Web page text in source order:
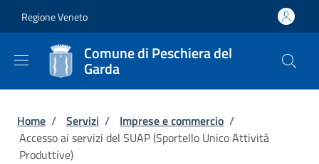
Regione Veneto
Comune di Peschiera del
Garda
Briciole di pane
Home / Servizi / Imprese e commercio /
Accesso ai servizi del SUAP (Sportello Unico Attività
Produttive)